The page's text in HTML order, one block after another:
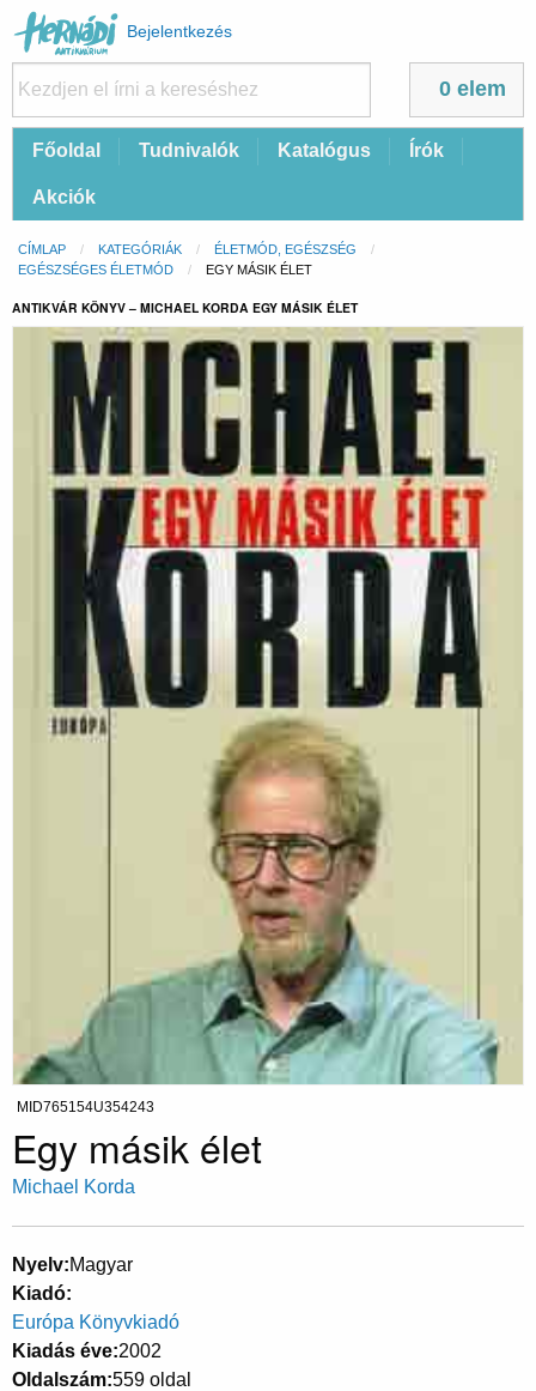
Felhasználói
fiók
menüje
Bejelentkezés
0 elem
FőFőoldal Tudnivalók Katalógus Írók
Akciók
Morzsa
CÍMLAP KATEGÓRIÁK
ÉLETMÓD, EGÉSZSÉG
EGÉSZSÉGES ÉLETMÓD
CURRENT:
EGY MÁSIK ÉLET
ANTIKVÁR KÖNYV – MICHAEL KORDA EGY MÁSIK ÉLET
MID765154U354243
Egy másik élet
Michael Korda
Nyelv Magyar
Kiadó
Európa Könyvkiadó
Kiadás éve 2002
Oldalszám 559 oldal